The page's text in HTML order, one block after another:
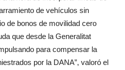
de vehículos sin
de bonos de movilidad cero
que desde la Generalitat
para compensar la
por la DANA”, valoró el